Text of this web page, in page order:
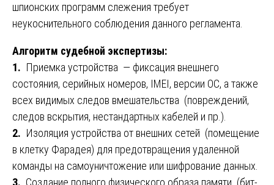
шпионских программ слежения требует
неукоснительного соблюдения данного регламента.
Алгоритм судебной экспертизы:
1. Приемка устройства — фиксация внешнего
состояния, серийных номеров, IMEI, версии ОС, а также
всех видимых следов вмешательства (повреждений,
следов вскрытия, нестандартных кабелей и пр.).
2. Изоляция устройства от внешних сетей (помещение
в клетку Фарадея) для предотвращения удаленной
команды на самоуничтожение или шифрование данных.
3. Создание полного физического образа памяти (бит-